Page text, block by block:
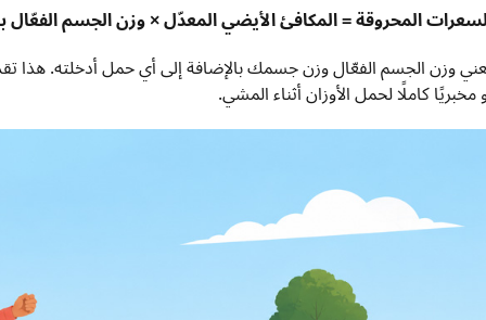
المحروقة = المكافئ الأيضي المعدّل × وزن الجسم الفعّال
وزن الجسم الفعّال وزن جسمك بالإضافة إلى أي حمل أدخلته. هذا
مخبريًا كاملًا لحمل الأوزان أثناء المشي.